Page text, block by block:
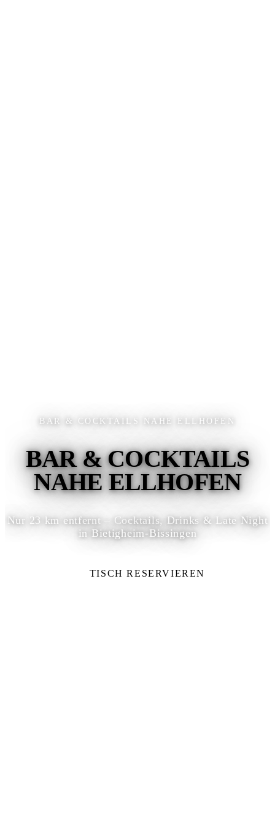
BAR & COCKTAILS NAHE ELLHOFEN
BAR & COCKTAILS
NAHE ELLHOFEN
Nur 23 km entfernt – Cocktails, Drinks & Late Night
in Bietigheim-Bissingen
TISCH RESERVIEREN